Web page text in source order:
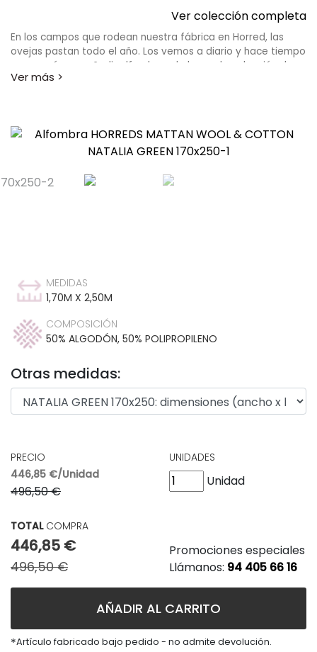
Ver colección completa
En los campos que rodean nuestra fábrica en Horred, las
ovejas pastan todo el año. Los vemos a diario y hace tiempo
que queríamos añadir alfombras de lana a la colección de
Horredsmattan. En el otoño de 2017 hicimos las primeras
tus pies. El diseño se basa en la tradición del diseño sueco y
encajará en cualquier tipo de hogar. En la colección de lana
MEDIDAS
1,70M X 2,50M
COMPOSICIÓN
50% ALGODÓN, 50% POLIPROPILENO
Otras medidas:
PRECIO
446,85 €/Unidad
496,50 €
UNIDADES
Unidad
TOTALCOMPRA
446,85 €
496,50 €
Promociones especiales
Llámanos: 94 405 66 16
AÑADIR AL CARRITO
*Artículo fabricado bajo pedido - no admite devolución.